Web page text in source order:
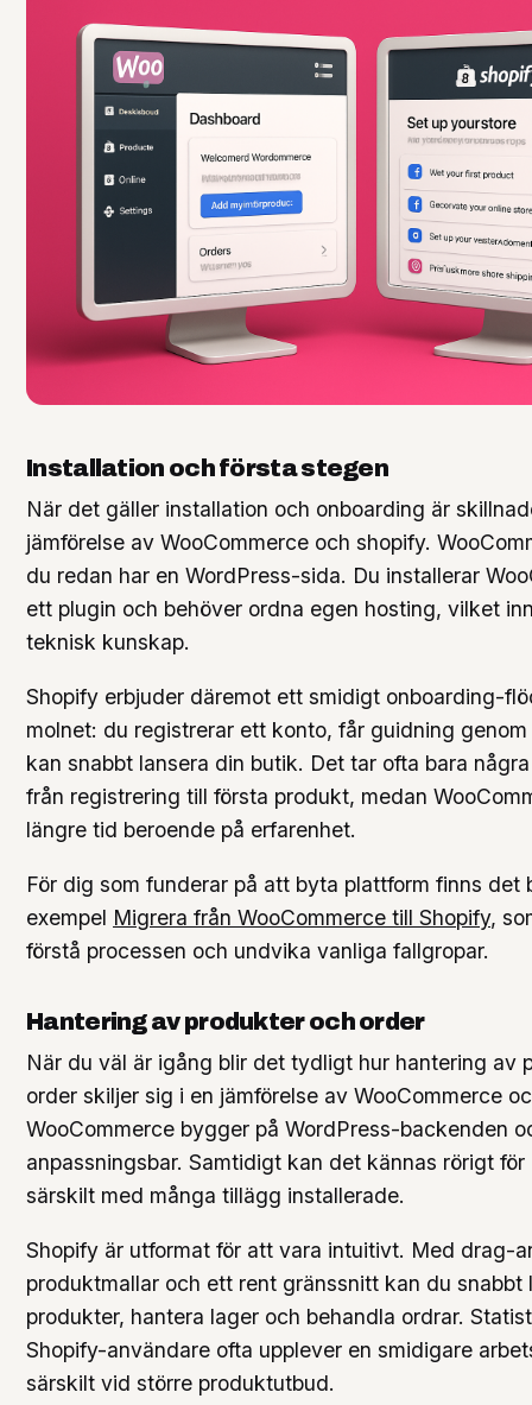
Installation och första stegen
När det gäller installation och onboarding är
jämförelse av WooCommerce och shopify.
du redan har en WordPress-sida. Du installerar
ett plugin och behöver ordna egen hosting, vilket
teknisk kunskap.
Shopify erbjuder däremot ett smidigt onboarding-
molnet: du registrerar ett konto, får guidning
kan snabbt lansera din butik. Det tar ofta bara
från registrering till första produkt, medan
längre tid beroende på erfarenhet.
För dig som funderar på att byta plattform finns det
exempel Migrera från WooCommerce till Shopify,
förstå processen och undvika vanliga fallgropar.
Hantering av produkter och order
När du väl är igång blir det tydligt hur hantering av
order skiljer sig i en jämförelse av WooCommerce
WooCommerce bygger på WordPress-backenden
anpassningsbar. Samtidigt kan det kännas rörigt för
särskilt med många tillägg installerade.
Shopify är utformat för att vara intuitivt. Med drag-
produktmallar och ett rent gränssnitt kan du snabbt
produkter, hantera lager och behandla ordrar.
Shopify-användare ofta upplever en smidigare
särskilt vid större produktutbud.